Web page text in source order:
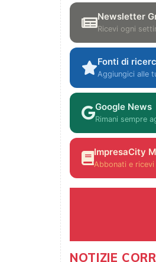
Newsletter
Ricevi ogni
Fonti di
Aggiungici alle
Google News
Rimani sempre
ImpresaCity
Abbonati e
NOTIZIE